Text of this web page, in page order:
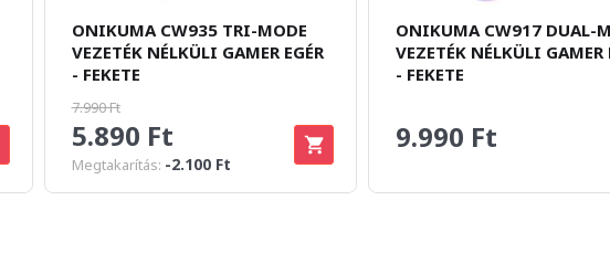
ONIKUMA CW935 TRI-MODE
VEZETÉK NÉLKÜLI GAMER EGÉR
- FEKETE
7.990 Ft
5.890 Ft
Megtakarítás: -2.100 Ft
ONIKUMA CW917 DUAL-
VEZETÉK NÉLKÜLI GAMER
- FEKETE
9.990 Ft